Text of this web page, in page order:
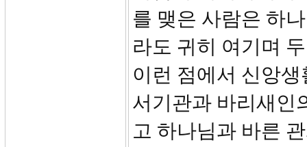
를 맺은 사람은 하
라도 귀히 여기며
이런 점에서 신앙
서기관과 바리새인
고 하나님과 바른